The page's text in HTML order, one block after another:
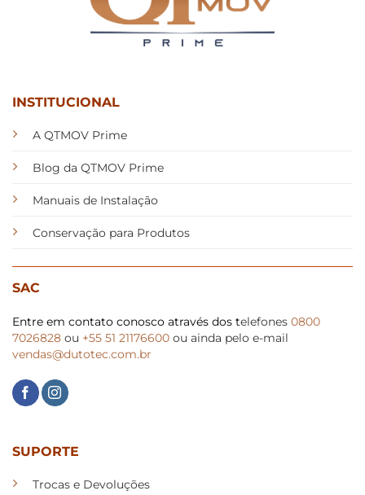
INSTITUCIONAL
A QTMOV Prime
Blog da QTMOV Prime
Manuais de Instalação
Conservação para Produtos
SAC
Entre em contato conosco através dos telefones 0800
7026828 ou +55 51 21176600 ou ainda pelo e-mail
vendas@dutotec.com.br
SUPORTE
Trocas e Devoluções